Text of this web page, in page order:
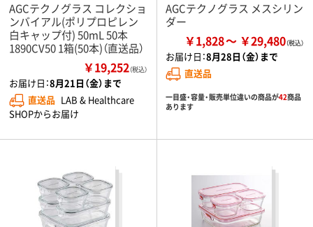
AGCテクノグラス コレクショ
ンバイアル(ポリプロピレン
白キャップ付) 50mL 50本
1890CV50 1箱(50本)（直送品）
￥19,252（税込）
お届け日：8月21日（金）まで
直送品 LAB & Healthcare
SHOPからお届け
AGCテクノグラス メスシリン
ダー
￥1,828 ￥29,480
お届け日：8月28日（金）まで
直送品
一目盛・容量・販売単位違いの商品が42商品
あります